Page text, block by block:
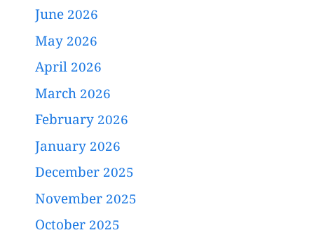
June 2026
May 2026
April 2026
March 2026
February 2026
January 2026
December 2025
November 2025
October 2025